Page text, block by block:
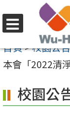
至
要
容
區
選
單
首頁>校園公
本會「2022清
校園公